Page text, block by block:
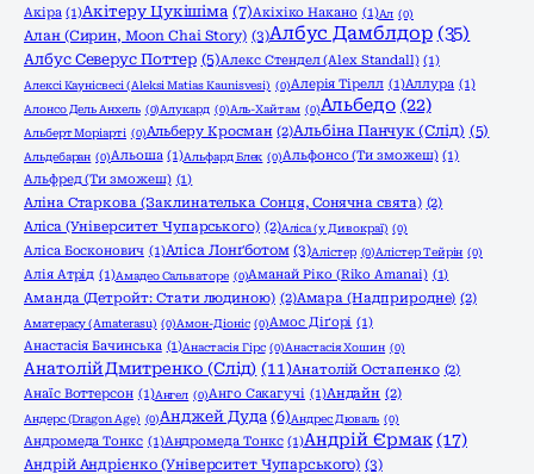
Акіра (1)Акітеру Цукішіма (7)Акіхіко Накано (1)Ал (0)
Алан (Сирин, Moon Chai Story) (3)Албус Дамблдор (35)
Албус Северус Поттер (5)Алекс Стендел (Alex Standall) (1)
Алексі Каунісвесі (Aleksi Matias Kaunisvesi) (0)Алерія Тірелл (1)Аллура (1)
Алонсо Дель Анхель (0)Алукард (0)Аль-Хайтам (0)Альбедо (22)
Альберт Моріарті (0)Альберу Кросман (2)Альбіна Панчук (Слід) (5)
Альдебаран (0)Альоша (1)Альфард Блек (0)Альфонсо (Ти зможеш) (1)
Альфред (Ти зможеш) (1)
Аліна Старкова (Заклинателька Сонця, Сонячна свята) (2)
Аліса (Університет Чупарського) (2)Аліса (у Дивокраї) (0)
Аліса Босконович (1)Аліса Лонґботом (3)Алістер (0)Алістер Тейрін (0)
Алія Атрід (1)Амадео Сальваторе (0)Аманай Ріко (Riko Amanai) (1)
Аманда (Детройт: Стати людиною) (2)Амара (Надприродне) (2)
Аматерасу (Amaterasu) (0)Амон-Діоніс (0)Амос Діґорі (1)
Анастасія Бачинська (1)Анастасія Гірс (0)Анастасія Хошин (0)
Анатолій Дмитренко (Слід) (11)Анатолій Остапенко (2)
Анаїс Воттерсон (1)Ангел (0)Анго Сакагучі (1)Андайн (2)
Андерс (Dragon Age) (0)Анджей Дуда (6)Андрес Дюваль (0)
Андромеда Тонкс (1)Андромеда Тонкс (1)Андрій Єрмак (17)
Андрій Андрієнко (Університет Чупарського) (3)